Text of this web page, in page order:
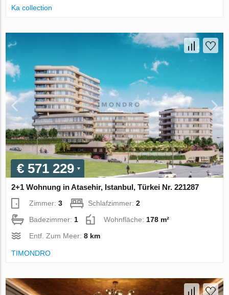
Ka collection
€ 571 229
2+1 Wohnung in Atasehir, Istanbul, Türkei Nr. 221287
Zimmer:3 Schlafzimmer:2
Badezimmer: 1 Wohnfläche: 178 m²
Entf. Zum Meer:8 km
TIMONDRO